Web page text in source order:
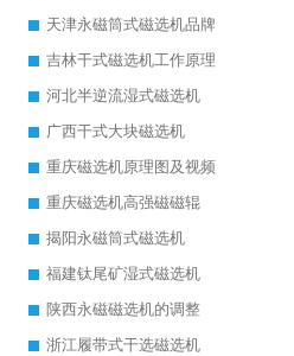
天津永磁筒式磁选机品牌
吉林干式磁选机工作原理
河北半逆流湿式磁选机
广西干式大块磁选机
重庆磁选机原理图及视频
重庆磁选机高强磁磁辊
揭阳永磁筒式磁选机
福建钛尾矿湿式磁选机
陕西永磁磁选机的调整
浙江履带式干选磁选机